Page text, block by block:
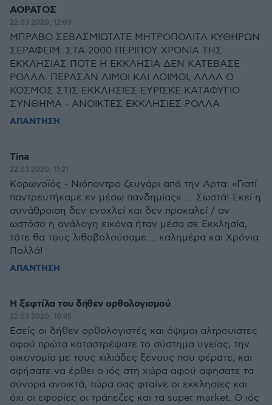
ΑΟΡΑΤΟΣ
22.03.2020, 12:09
ΜΠΡΑΒΟ ΣΕΒΑΣΜΙΩΤΑΤΕ ΜΗΤΡΟΠΟΛΙΤΑ ΚΥΘΗΡΩΝ
ΣΕΡΑΦΕΙΜ. ΣΤΑ 2000 ΠΕΡΙΠΟΥ ΧΡΟΝΙΑ ΤΗΣ
ΕΚΚΛΗΣΙΑΣ ΠΟΤΕ Η ΕΚΚΛΗΣΙΑ ΔΕΝ ΚΑΤΕΒΑΣΕ
ΡΟΛΛΑ. ΠΕΡΑΣΑΝ ΛΙΜΟΙ ΚΑΙ ΛΟΙΜΟΙ, ΑΛΛΑ Ο
ΚΟΣΜΟΣ ΣΤΙΣ ΕΚΚΛΗΣΙΕΣ ΕΥΡΙΣΚΕ ΚΑΤΑΦΥΓΙΟ.
ΣΥΝΘΗΜΑ - ΑΝΟΙΚΤΕΣ ΕΚΚΛΗΣΙΕΣ ΡΟΛΛΑ
ΑΠΑΝΤΗΣΗ
Tina
22.03.2020, 11:21
Κορωνοϊός - Νιόπαντρο ζευγάρι από την Αρτα: «Γιατί
παντρευτήκαμε εν μέσω πανδημίας»..... Σωστά! Εκεί η
συνάθροιση δεν ενοχλεί και δεν προκαλεί / αν
ωστόσο η ανάλογη εικόνα ήταν μέσα σε Εκκλησία,
τότε θα τους λιθοβολούσαμε.... καλημέρα και Χρόνια
Πολλά!
ΑΠΑΝΤΗΣΗ
Η ξεφτίλα του δήθεν ορθολογισμού
22.03.2020, 10:45
Εσείς οι δήθεν ορθολογιστές και όψιμοι αλτρουιστες
αφού πρώτα καταστρέψατε το σύστημα υγείας, την
οικονομία με τους χιλιάδες ξένους που φέρατε, και
αφήσατε να έρθει ο ιός στη χώρα αφού αφησατε τα
σύνορα ανοικτά, τώρα σας φταίνε οι εκκλησίες και
όχι οι εφορίες οι τράπεζες και τα super market. Ο ιός